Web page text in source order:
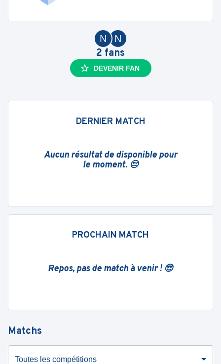
N
N
2 fans
DEVENIR FAN
DERNIER MATCH
Aucun résultat de disponible pour
le moment. 😔
PROCHAIN MATCH
Repos, pas de match à venir ! 😎
Matchs
Toutes les compétitions